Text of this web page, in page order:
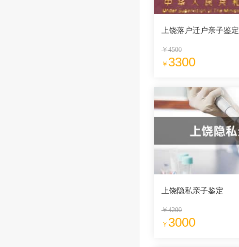
上饶落户迁户亲子鉴定
￥4500
￥ 3300
上饶隐私亲子鉴定
￥4200
￥ 3000